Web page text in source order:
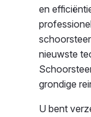
en
nieuwste
grondige
U bent